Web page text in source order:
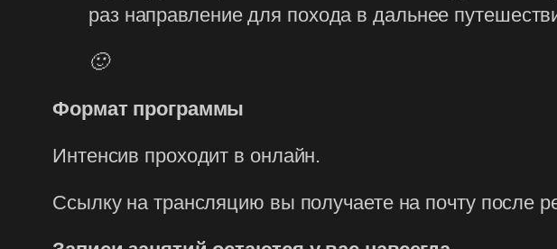
раз направление для похода в дальнее
🙂
Формат программы
Интенсив проходит в онлайн.
Ссылку на трансляцию вы получаете на почту после